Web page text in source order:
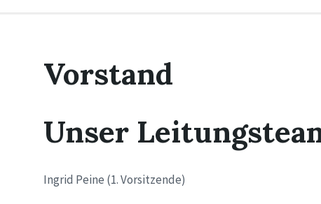
Vorstand
Unser
Ingrid Peine (1. Vorsitzende)